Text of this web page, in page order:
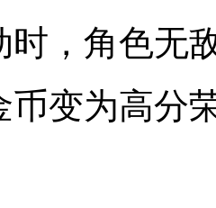
时，角色无
币变为高分